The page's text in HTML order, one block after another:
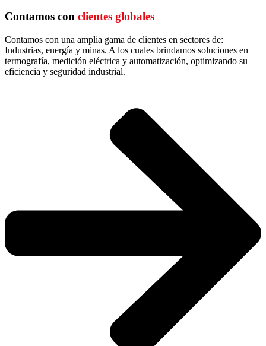
Contamos con clientes globales
Contamos con una amplia gama de clientes en sectores de:
Industrias, energía y minas. A los cuales brindamos soluciones en
termografía, medición eléctrica y automatización, optimizando su
eficiencia y seguridad industrial.